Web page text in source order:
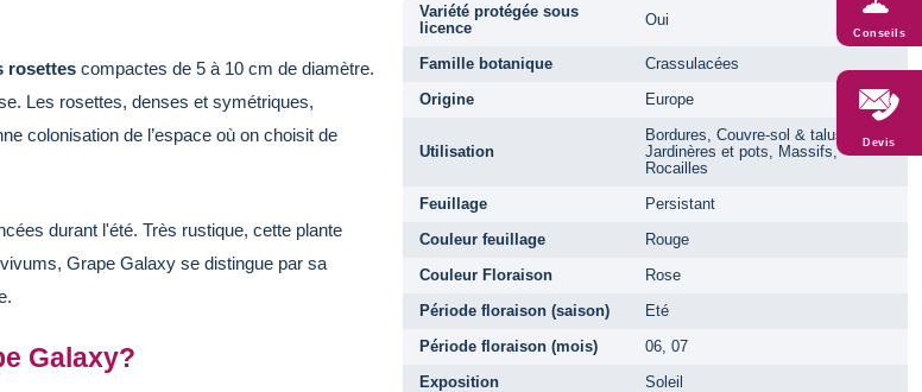
rosettes compactes de 5 à 10 cm de diamètre.
Les rosettes, denses et symétriques,
colonisation de l’espace où on choisit de
durant l'été. Très rustique, cette plante
Grape Galaxy se distingue par sa
Galaxy?
Variété protégée sous
licence
Oui
Famille botanique
Crassulacées
Origine
Europe
Utilisation
Bordures, Couvre-sol & talus,
Jardinères et pots, Massifs,
Rocailles
Feuillage
Persistant
Couleur feuillage
Rouge
Couleur Floraison
Rose
Période floraison (saison)
Eté
Période floraison (mois)
06, 07
Exposition
Soleil
Conseils
Devis